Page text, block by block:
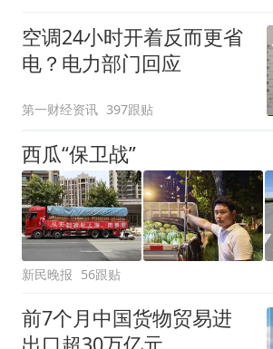
空调24小时开着反而更省
电？电力部门回应
第一财经资讯 397跟贴
西瓜“保卫战”
新民晚报 56跟贴
前7个月中国货物贸易进